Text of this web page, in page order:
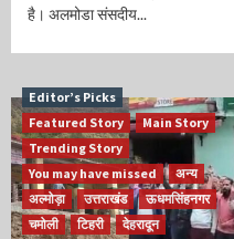
है। अलमोडा संसदीय...
Editor’s Picks
Featured Story
Main Story
Trending Story
You may have missed
अन्य
अल्मोड़ा
उत्तराखंड
ऊधमसिंहनगर
चमोली
टिहरी
देहरादून